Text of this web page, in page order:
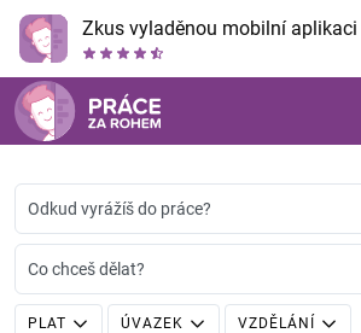
Zkus vyladěnou mobilní aplikaci
Odkud vyrážíš do práce?
Co chceš dělat?
PLAT ÚVAZEK VZDĚLÁNÍ